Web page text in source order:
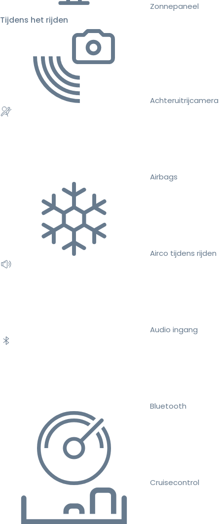
Zonnepaneel
Tijdens het rijden
Achteruitrijcamera
Airbags
Airco tijdens rijden
Audio ingang
Bluetooth
Cruisecontrol